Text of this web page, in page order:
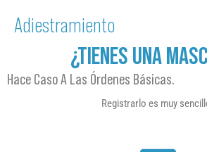
Adiestramiento
¿TIENES UNA
Hace Caso A Las Órdenes Básicas.
Registrarlo es muy